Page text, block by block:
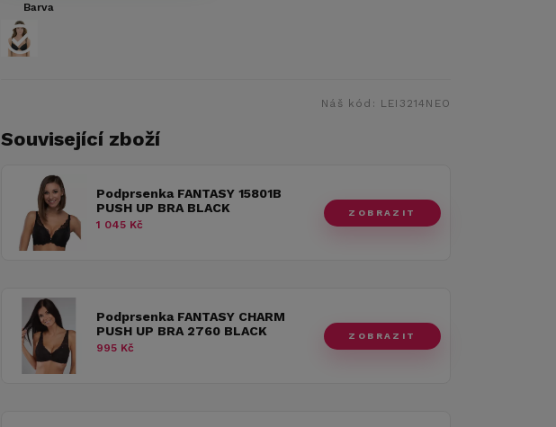
Barva
Náš kód: LEI3214NEO
Související zboží
Podprsenka FANTASY 15801B
PUSH UP BRA BLACK
1 045 Kč
ZOBRAZIT
Podprsenka FANTASY CHARM
PUSH UP BRA 2760 BLACK
995 Kč
ZOBRAZIT